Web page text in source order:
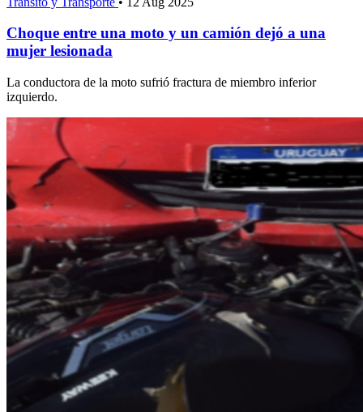
Choque entre una moto y un camión dejó a una
mujer lesionada
La conductora de la moto sufrió fractura de miembro inferior
izquierdo.